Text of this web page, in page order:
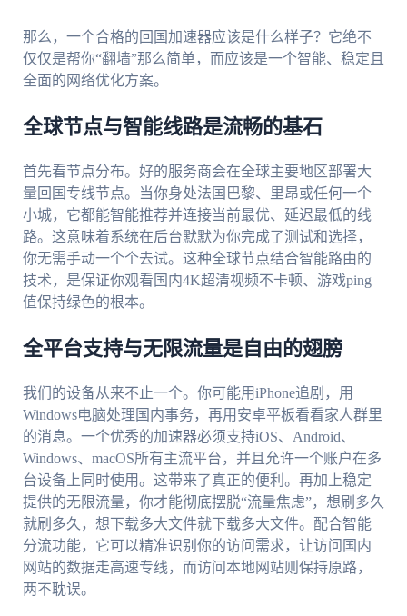
那么，一个合格的回国加速器应该是什么样子？它绝不
仅仅是帮你“翻墙”那么简单，而应该是一个智能、稳定且
全面的网络优化方案。
全球节点与智能线路是流畅的基石
首先看节点分布。好的服务商会在全球主要地区部署大
量回国专线节点。当你身处法国巴黎、里昂或任何一个
小城，它都能智能推荐并连接当前最优、延迟最低的线
路。这意味着系统在后台默默为你完成了测试和选择，
你无需手动一个个去试。这种全球节点结合智能路由的
技术，是保证你观看国内4K超清视频不卡顿、游戏ping
值保持绿色的根本。
全平台支持与无限流量是自由的翅膀
我们的设备从来不止一个。你可能用iPhone追剧，用
Windows电脑处理国内事务，再用安卓平板看看家人群里
的消息。一个优秀的加速器必须支持iOS、Android、
Windows、macOS所有主流平台，并且允许一个账户在多
台设备上同时使用。这带来了真正的便利。再加上稳定
提供的无限流量，你才能彻底摆脱“流量焦虑”，想刷多久
就刷多久，想下载多大文件就下载多大文件。配合智能
分流功能，它可以精准识别你的访问需求，让访问国内
网站的数据走高速专线，而访问本地网站则保持原路，
两不耽误。